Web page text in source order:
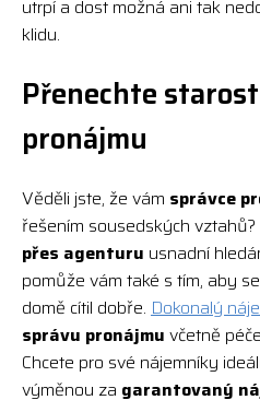
utrpí a dost možná ani tak
klidu.
Přenechte
pronájmu
Věděli jste, že vám správce
řešením sousedských
přes agenturu usnadní
pomůže vám také s tím, aby
domě cítil dobře. Dokonalý
správu pronájmu včetně
Chcete pro své nájemníky
výměnou za garantovaný